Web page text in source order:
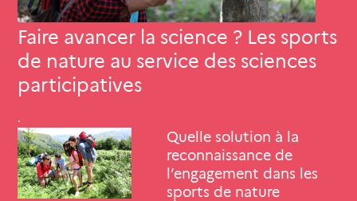
Faire avancer la science ? Les sports
de nature au service des sciences
participatives
.
Quelle solution à la
reconnaissance de
l’engagement dans les
sports de nature